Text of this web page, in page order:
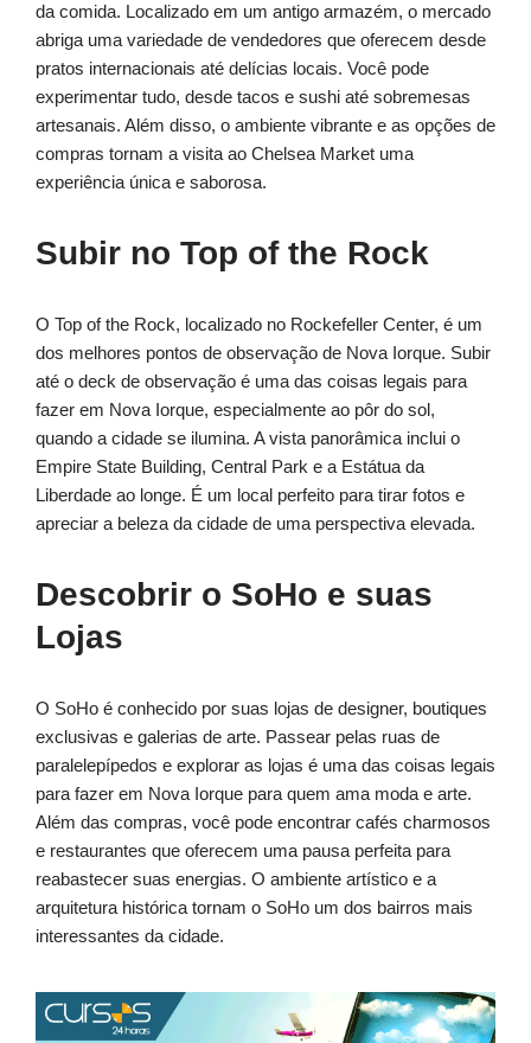
da comida. Localizado em um antigo armazém, o mercado
abriga uma variedade de vendedores que oferecem desde
pratos internacionais até delícias locais. Você pode
experimentar tudo, desde tacos e sushi até sobremesas
artesanais. Além disso, o ambiente vibrante e as opções de
compras tornam a visita ao Chelsea Market uma
experiência única e saborosa.
Subir no Top of the Rock
O Top of the Rock, localizado no Rockefeller Center, é um
dos melhores pontos de observação de Nova Iorque. Subir
até o deck de observação é uma das coisas legais para
fazer em Nova Iorque, especialmente ao pôr do sol,
quando a cidade se ilumina. A vista panorâmica inclui o
Empire State Building, Central Park e a Estátua da
Liberdade ao longe. É um local perfeito para tirar fotos e
apreciar a beleza da cidade de uma perspectiva elevada.
Descobrir o SoHo e suas
Lojas
O SoHo é conhecido por suas lojas de designer, boutiques
exclusivas e galerias de arte. Passear pelas ruas de
paralelepípedos e explorar as lojas é uma das coisas legais
para fazer em Nova Iorque para quem ama moda e arte.
Além das compras, você pode encontrar cafés charmosos
e restaurantes que oferecem uma pausa perfeita para
reabastecer suas energias. O ambiente artístico e a
arquitetura histórica tornam o SoHo um dos bairros mais
interessantes da cidade.